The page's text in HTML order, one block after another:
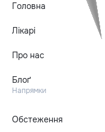
Головна
Лікарі
Про нас
Блоґ
Напрямки
Обстеження